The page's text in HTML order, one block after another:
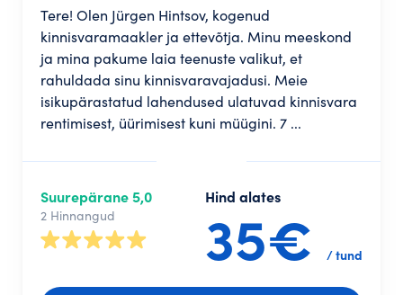
Tere! Olen Jürgen Hintsov, kogenud
kinnisvaramaakler ja ettevõtja. Minu meeskond
ja mina pakume laia teenuste valikut, et
rahuldada sinu kinnisvaravajadusi. Meie
isikupärastatud lahendused ulatuvad kinnisvara
rentimisest, üürimisest kuni müügini. 7 ...
Hind alates
35€ / tund
Suurepärane 5,0
2 Hinnangud